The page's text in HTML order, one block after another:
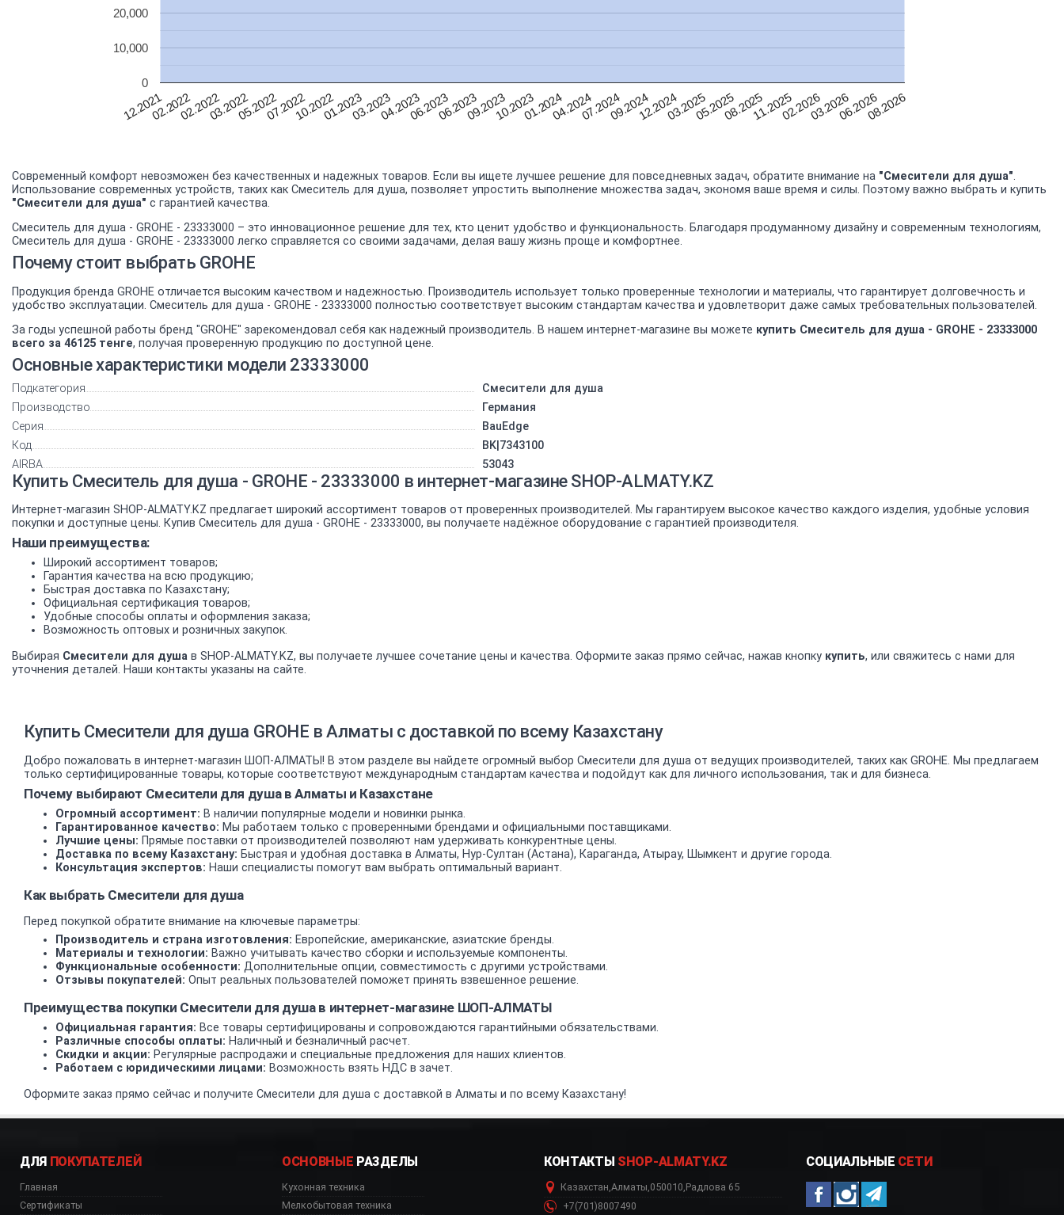
12.202102.202202.202203.202205.202207.202210.202201.202303.202304.202306.202306.202309.202310.202301.202404.202407.202409.202412.202403.202505.202508.202511.202502.202603.202606.202608.2026
0
10,000
20,000
Современный комфорт невозможен без качественных и надежных товаров. Если вы ищете лучшее решение для повседневных задач, обратите внимание на "Смесители для душа".
Использование современных устройств, таких как Смеситель для душа, позволяет упростить выполнение множества задач, экономя ваше время и силы. Поэтому важно выбрать и купить
"Смесители для душа" с гарантией качества.
Смеситель для душа - GROHE - 23333000 – это инновационное решение для тех, кто ценит удобство и функциональность. Благодаря продуманному дизайну и современным технологиям,
Смеситель для душа - GROHE - 23333000 легко справляется со своими задачами, делая вашу жизнь проще и комфортнее.
Почему стоит выбрать GROHE
Продукция бренда GROHE отличается высоким качеством и надежностью. Производитель использует только проверенные технологии и материалы, что гарантирует долговечность и
удобство эксплуатации. Смеситель для душа - GROHE - 23333000 полностью соответствует высоким стандартам качества и удовлетворит даже самых требовательных пользователей.
За годы успешной работы бренд "GROHE" зарекомендовал себя как надежный производитель. В нашем интернет-магазине вы можете купить Смеситель для душа - GROHE - 23333000
всего за 46125 тенге, получая проверенную продукцию по доступной цене.
Основные характеристики модели 23333000
Подкатегория
Смесители для душа
Производство
Германия
Серия
BauEdge
Код
BK|7343100
AIRBA
53043
Купить Смеситель для душа - GROHE - 23333000 в интернет-магазине SHOP-ALMATY.KZ
Интернет-магазин SHOP-ALMATY.KZ предлагает широкий ассортимент товаров от проверенных производителей. Мы гарантируем высокое качество каждого изделия, удобные условия
покупки и доступные цены. Купив Смеситель для душа - GROHE - 23333000, вы получаете надёжное оборудование с гарантией производителя.
Наши преимущества:
Широкий ассортимент товаров;
Гарантия качества на всю продукцию;
Быстрая доставка по Казахстану;
Официальная сертификация товаров;
Удобные способы оплаты и оформления заказа;
Возможность оптовых и розничных закупок.
Выбирая Смесители для душа в SHOP-ALMATY.KZ, вы получаете лучшее сочетание цены и качества. Оформите заказ прямо сейчас, нажав кнопку купить, или свяжитесь с нами для
уточнения деталей. Наши контакты указаны на сайте.
Купить Смесители для душа GROHE в Алматы с доставкой по всему Казахстану
Добро пожаловать в интернет-магазин ШОП-АЛМАТЫ! В этом разделе вы найдете огромный выбор Смесители для душа от ведущих производителей, таких как GROHE. Мы предлагаем
только сертифицированные товары, которые соответствуют международным стандартам качества и подойдут как для личного использования, так и для бизнеса.
Почему выбирают Смесители для душа в Алматы и Казахстане
Огромный ассортимент: В наличии популярные модели и новинки рынка.
Гарантированное качество: Мы работаем только с проверенными брендами и официальными поставщиками.
Лучшие цены: Прямые поставки от производителей позволяют нам удерживать конкурентные цены.
Доставка по всему Казахстану: Быстрая и удобная доставка в Алматы, Нур-Султан (Астана), Караганда, Атырау, Шымкент и другие города.
Консультация экспертов: Наши специалисты помогут вам выбрать оптимальный вариант.
Как выбрать Смесители для душа
Перед покупкой обратите внимание на ключевые параметры:
Производитель и страна изготовления: Европейские, американские, азиатские бренды.
Материалы и технологии: Важно учитывать качество сборки и используемые компоненты.
Функциональные особенности: Дополнительные опции, совместимость с другими устройствами.
Отзывы покупателей: Опыт реальных пользователей поможет принять взвешенное решение.
Преимущества покупки Смесители для душа в интернет-магазине ШОП-АЛМАТЫ
Официальная гарантия: Все товары сертифицированы и сопровождаются гарантийными обязательствами.
Различные способы оплаты: Наличный и безналичный расчет.
Скидки и акции: Регулярные распродажи и специальные предложения для наших клиентов.
Работаем с юридическими лицами: Возможность взять НДС в зачет.
Оформите заказ прямо сейчас и получите Смесители для душа с доставкой в Алматы и по всему Казахстану!
ДЛЯ ПОКУПАТЕЛЕЙ
Главная
Сертификаты
ОСНОВНЫЕ РАЗДЕЛЫ
Кухонная техника
Мелкобытовая техника
КОНТАКТЫ SHOP-ALMATY.KZ
Казахстан,Алматы,050010,Радлова 65
+7(701)8007490
СОЦИАЛЬНЫЕ СЕТИ